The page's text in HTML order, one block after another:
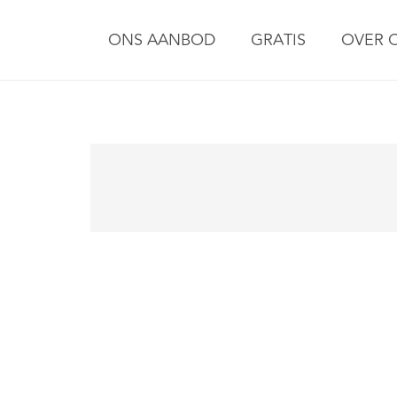
ONS AANBOD GRATIS OVER